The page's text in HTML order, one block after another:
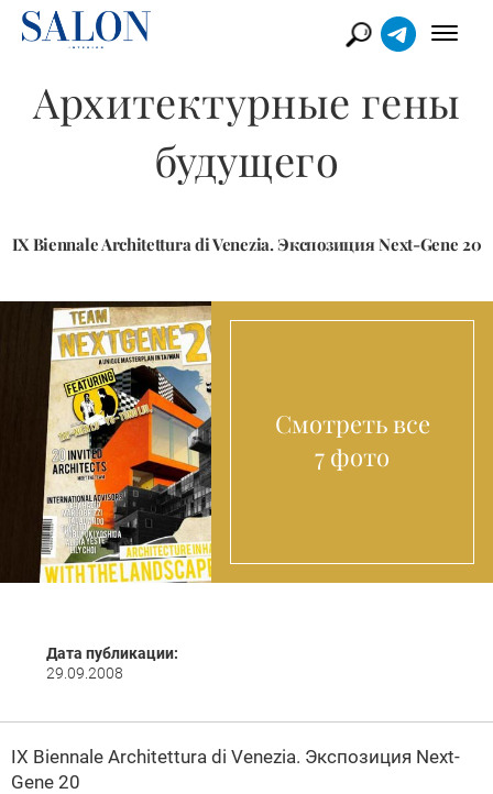
Архитектурные гены
будущего
IX Biennale Architettura di Venezia. Экспозиция Next-Gene 20
Смотреть все
7 фото
Дата публикации:
29.09.2008
IX Biennale Architettura di Venezia. Экспозиция Next-
Gene 20